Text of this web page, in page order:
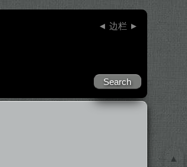
◄ 边栏 ►
▲